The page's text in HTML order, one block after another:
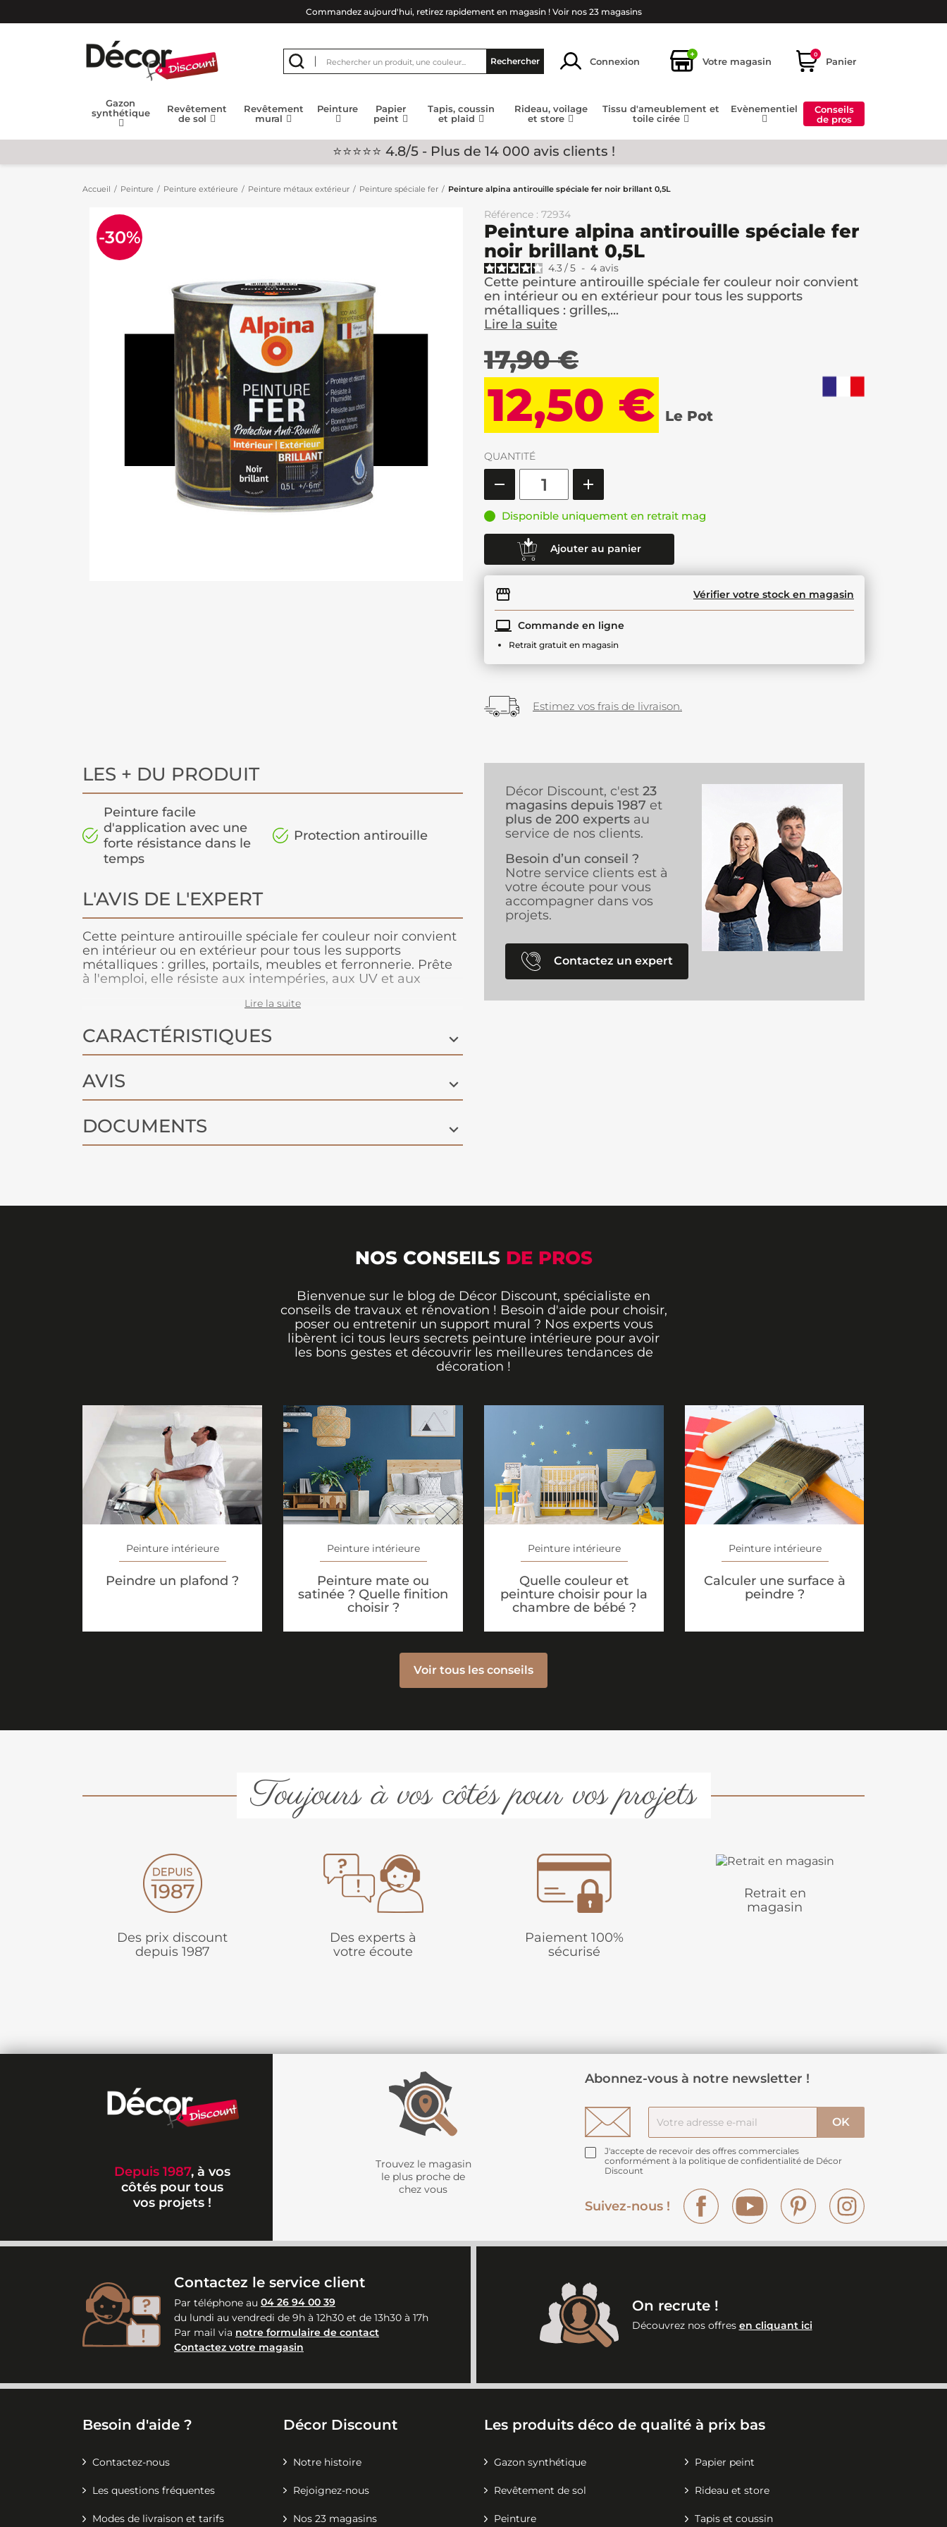
Commandez aujourd'hui, retirez rapidement en magasin ! Voir nos 23 magasins
Rechercher Connexion
+
Votre magasin
0
Panier
Gazon
synthétique
Revêtement
de sol
Revêtement
mural
Peinture
Papier
peint
Tapis, coussin
et plaid
Rideau, voilage
et store
Tissu d'ameublement et
toile cirée
Evènementiel
Conseils
de pros
⭐⭐⭐⭐⭐ 4.8/5 - Plus de 14 000 avis clients !
Accueil Peinture Peinture extérieure Peinture métaux extérieur Peinture spéciale fer Peinture alpina antirouille spéciale fer noir brillant 0,5L
-30%
Référence : 72934
Peinture alpina antirouille spéciale fer
noir brillant 0,5L
4.3/5 - 4 avis
Cette peinture antirouille spéciale fer couleur noir convient
en intérieur ou en extérieur pour tous les supports
métalliques : grilles,...
Lire la suite
17,90 €
12,50 € Le Pot
QUANTITÉ
Disponible uniquement en retrait mag
Ajouter au panier
Vérifier votre stock en magasin
Commande en ligne
Retrait gratuit en magasin
Estimez vos frais de livraison.
LES + DU PRODUIT
Peinture facile
d'application avec une
forte résistance dans le
temps
Protection antirouille
L'AVIS DE L'EXPERT
Cette peinture antirouille spéciale fer couleur noir convient
en intérieur ou en extérieur pour tous les supports
métalliques : grilles, portails, meubles et ferronnerie. Prête
à l'emploi, elle résiste aux intempéries, aux UV et aux
Lire la suite
CARACTÉRISTIQUES
AVIS
DOCUMENTS
Décor Discount, c'est 23
magasins depuis 1987 et
plus de 200 experts au
service de nos clients.
Besoin d’un conseil ?
Notre service clients est à
votre écoute pour vous
accompagner dans vos
projets.
Contactez un expert
NOS CONSEILS DE PROS
Bienvenue sur le blog de Décor Discount, spécialiste en
conseils de travaux et rénovation ! Besoin d'aide pour choisir,
poser ou entretenir un support mural ? Nos experts vous
libèrent ici tous leurs secrets peinture intérieure pour avoir
les bons gestes et découvrir les meilleures tendances de
décoration !
Peinture intérieure
Peindre un plafond ?
Peinture intérieure
Peinture mate ou
satinée ? Quelle finition
choisir ?
Peinture intérieure
Quelle couleur et
peinture choisir pour la
chambre de bébé ?
Peinture intérieure
Calculer une surface à
peindre ?
Voir tous les conseils
Toujours à vos côtés pour vos projets
Des prix discount
depuis 1987
Des experts à
votre écoute
Paiement 100%
sécurisé
Retrait en
magasin
Depuis 1987, à vos
côtés pour tous
vos projets !
Trouvez le magasin
le plus proche de
chez vous
Abonnez-vous à notre newsletter !
J'accepte de recevoir des offres commerciales
conformément à la politique de confidentialité de Décor
Discount
Suivez-nous !
Facebook YouTube Pinterest
Contactez le service client
Par téléphone au 04 26 94 00 39
du lundi au vendredi de 9h à 12h30 et de 13h30 à 17h
Par mail via notre formulaire de contact
Contactez votre magasin
On recrute !
Découvrez nos offres en cliquant ici
Besoin d'aide ?
Contactez-nous
Les questions fréquentes
Modes de livraison et tarifs
Décor Discount
Notre histoire
Rejoignez-nous
Nos 23 magasins
Les produits déco de qualité à prix bas
Gazon synthétique Papier peint
Revêtement de sol Rideau et store
Peinture Tapis et coussin